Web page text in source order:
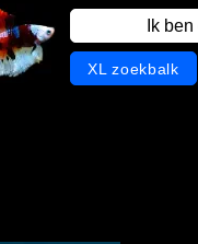
Ik
XL zoekbalk